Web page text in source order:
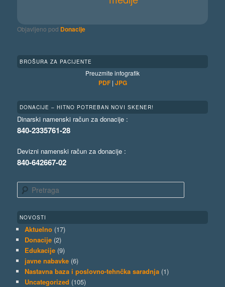
Objavljeno pod Donacije
BROŠURA ZA PACIJENTE
Preuzmite infografik
PDF| JPG
DONACIJE – HITNO POTREBAN NOVI SKENER!
Dinarski namenski račun za donacije :
840-2335761-28
Devizni namenski račun za donacije :
840-642667-02
Pretraga
NOVOSTI
Aktuelno (17)
Donacije (2)
Edukacije (9)
javne nabavke (6)
Nastavna baza i poslovno-tehnčka saradnja (1)
Uncategorized (105)